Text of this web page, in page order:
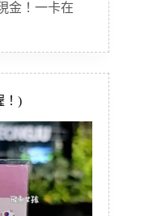
金！一卡在
！)